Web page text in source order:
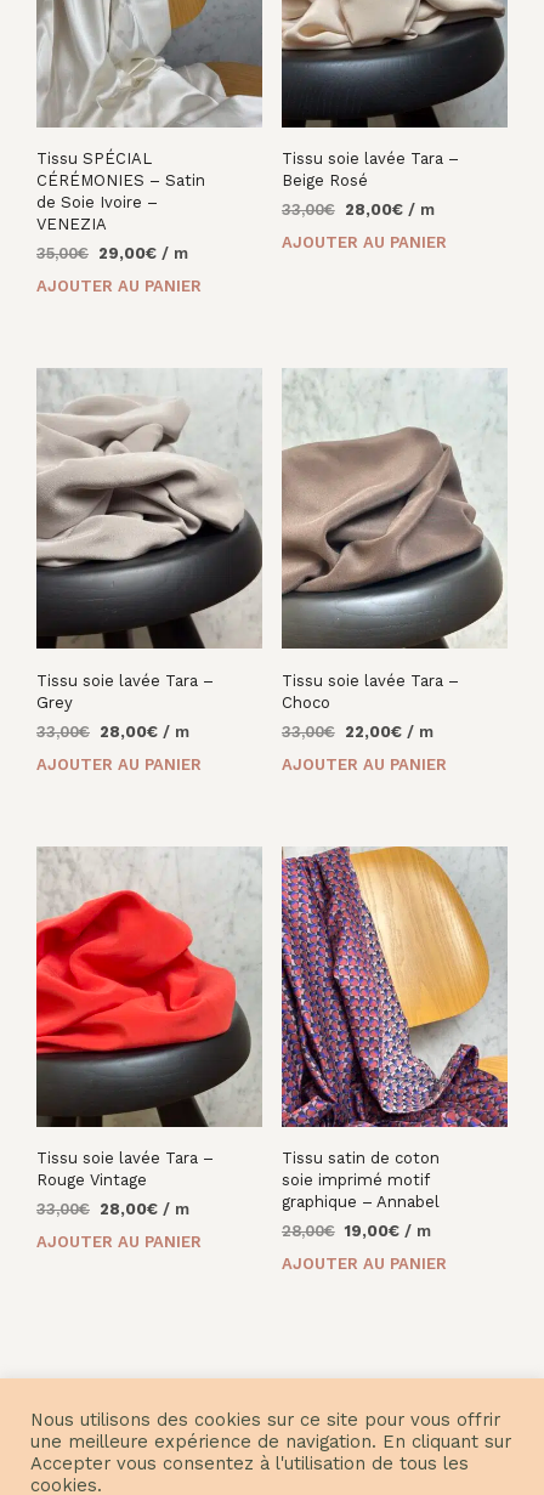
Tissu SPÉCIAL
CÉRÉMONIES – Satin
de Soie Ivoire –
VENEZIA
35,00€ Le
29,00€Le/ m
AJOUTER AU PANIER
Tissu soie lavée Tara –
Beige Rosé
33,00€
Le
28,00€Le/ m
AJOUTER AU PANIER
Tissu soie lavée Tara –
Grey
33,00€ Le
initial
28,00€Le
actuel
/ m
AJOUTER AU PANIER
Tissu soie lavée Tara –
Choco
33,00€
Le
initial
22,00€Le
actuel
/ m
AJOUTER AU PANIER
Tissu soie lavée Tara –
Rouge Vintage
33,00€ Le
28,00€Le/ m
AJOUTER AU PANIER
Tissu satin de coton
soie imprimé motif
graphique – Annabel
28,00€ Le
19,00€Le/ m
AJOUTER AU PANIER
Nous utilisons des cookies sur ce site pour vous offrir
une meilleure expérience de navigation. En cliquant sur
Accepter vous consentez à l'utilisation de tous les
cookies.